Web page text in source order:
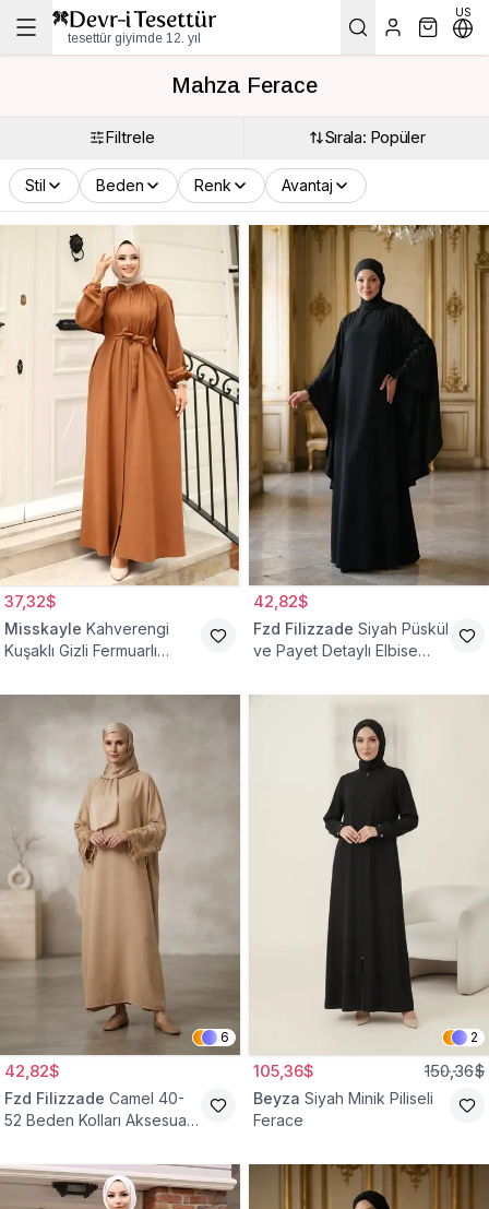
tesettür giyimde 12. yıl
US
Mahza Ferace
Filtrele Sırala: Popüler
Stil Beden Renk Avantaj
37,32$
Misskayle Kahverengi
Kuşaklı Gizli Fermuarlı
42,82$
Fzd Filizzade Siyah Püskül
ve Payet Detaylı Elbise
6
42,82$
Fzd Filizzade Camel 40-
52 Beden Kolları Aksesuar
2
105,36$ 150,36$
Beyza Siyah Minik Piliseli
Ferace